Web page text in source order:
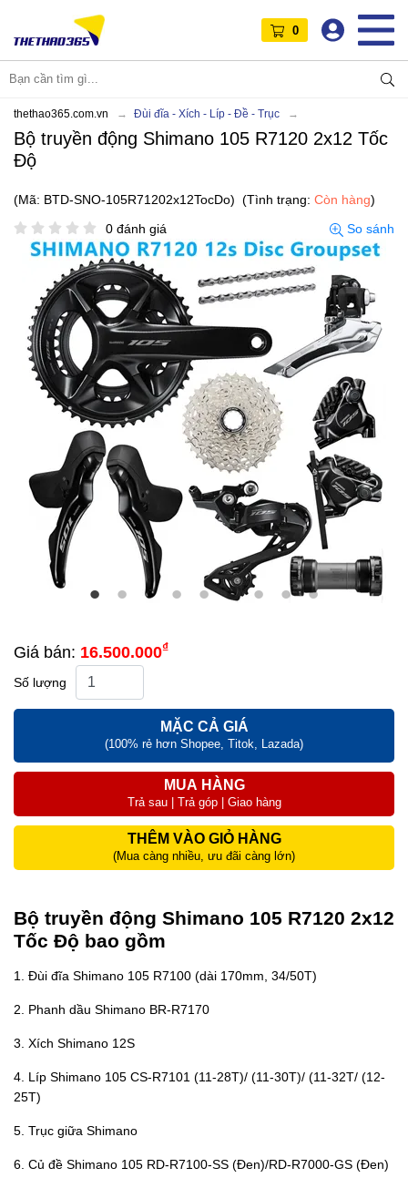
0
thethao365.com.vn Đùi đĩa - Xích - Líp - Đề - Trục
Bộ truyền động Shimano 105 R7120 2x12 Tốc
Độ
(Mã: BTD-SNO-105R71202x12TocDo) (Tình trạng: Còn hàng)
0 đánh giá
So sánh
Giá bán: 16.500.000₫
Số lượng
MẶC CẢ GIÁ
(100% rẻ hơn Shopee, Titok, Lazada)
MUA HÀNG
Trả sau | Trả góp | Giao hàng
THÊM VÀO GIỎ HÀNG
(Mua càng nhiều, ưu đãi càng lớn)
Bộ truyền động Shimano 105 R7120 2x12
Tốc Độ bao gồm
1. Đùi đĩa Shimano 105 R7100 (dài 170mm, 34/50T)
2. Phanh dầu Shimano BR-R7170
3. Xích Shimano 12S
4. Líp Shimano 105 CS-R7101 (11-28T)/ (11-30T)/ (11-32T/ (12-
25T)
5. Trục giữa Shimano
6. Củ đề Shimano 105 RD-R7100-SS (Đen)/RD-R7000-GS (Đen)